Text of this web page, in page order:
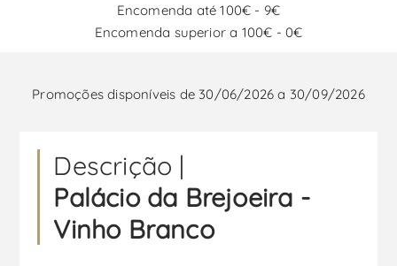
Encomenda até 100€ - 9€
Encomenda superior a 100€ - 0€
Promoções disponíveis de 30/06/2026 a 30/09/2026
Descrição |
Palácio da Brejoeira -
Vinho Branco